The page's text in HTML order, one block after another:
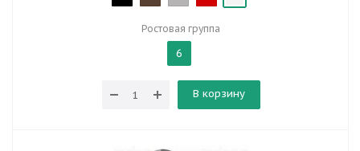
Ростовая группа
6
В корзину